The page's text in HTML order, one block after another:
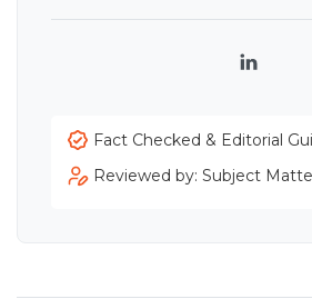
Fact Checked & Editorial
Reviewed by: Subject